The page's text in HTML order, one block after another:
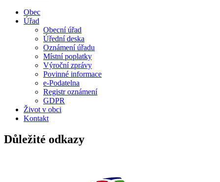
Obec
Úřad
Obecní úřad
Úřední deska
Oznámení úřadu
Místní poplatky
Výroční zprávy
Povinné informace
e-Podatelna
Registr oznámení
GDPR
Život v obci
Kontakt
Důležité odkazy